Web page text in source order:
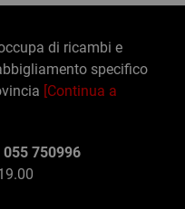
di ricambi e
specifico
[Continua a
055 750996